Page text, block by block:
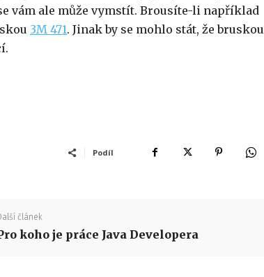
vám ale může vymstít. Brousíte-li například
3M 471. Jinak by se mohlo stát, že bruskou
Podíl
článek
koho je práce Java Developera